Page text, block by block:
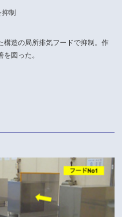
制
構造の局所排気フードで抑制。作
図った。